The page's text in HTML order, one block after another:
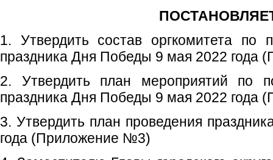
1. Утвердить состав оргкомитета по
праздника Дня Победы 9 мая 2022 года
2. Утвердить план мероприятий по
праздника Дня Победы 9 мая 2022 года
3. Утвердить план проведения
года (Приложение №3)